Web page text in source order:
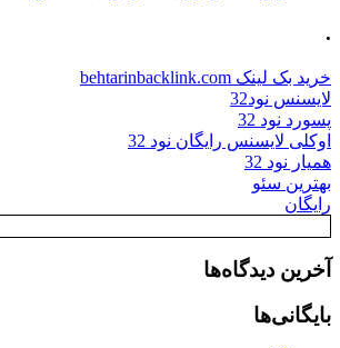
.
خرید بک لینک behtarinbacklink.com
لایسنس نود32
پسورد نود 32
اوکلی لایسنس رایگان نود 32
همیار نود 32
بهترین سئو
رایگان
آخرین دیدگاه‌ها
بایگانی‌ها